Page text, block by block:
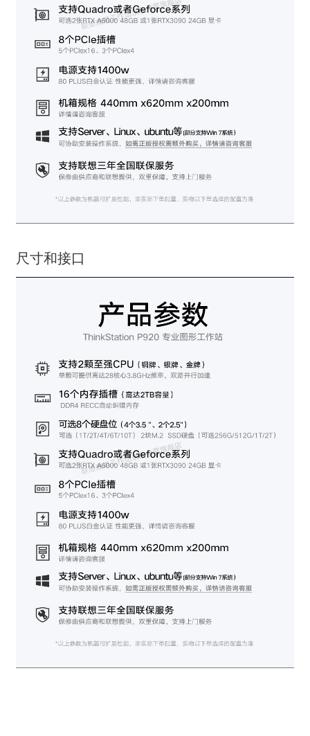
尺寸和接口